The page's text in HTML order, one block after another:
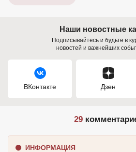
Наши новостные
Подписывайтесь и будьте в
новостей и важнейших
ВКонтакте Дзен
29
ИНФОРМАЦИЯ